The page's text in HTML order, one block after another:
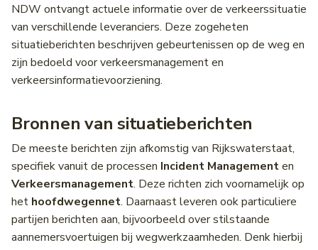
Fiets(suggestie)stroken
Fietsstrooiroutes
Bijlagen
NDW ontvangt actuele informatie over de verkeerssituatie
van verschillende leveranciers. Deze zogeheten
situatieberichten beschrijven gebeurtenissen op de weg en
zijn bedoeld voor verkeersmanagement en
verkeersinformatievoorziening.
Bronnen van situatieberichten
De meeste berichten zijn afkomstig van Rijkswaterstaat,
specifiek vanuit de processen Incident Managementen
Verkeersmanagement. Deze richten zich voornamelijk op
het hoofdwegennet. Daarnaast leveren ook particuliere
partijen berichten aan, bijvoorbeeld over stilstaande
aannemersvoertuigen bij wegwerkzaamheden. Denk hierbij